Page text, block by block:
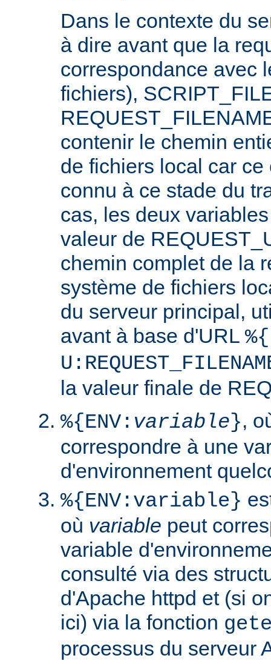
Dans le contexte du
à dire avant que la
correspondance avec
fichiers),
contenir le chemin
de fichiers local car
connu à ce stade du
cas, les deux
valeur de
chemin complet de la
système de fichiers
du serveur principal,
avant à base d'URL
la valeur finale de
%{ENV: variable},
correspondre à une
d'environnement
%{ENV:variable}
où variable peut
variable
consulté via des
d'Apache httpd et (si
ici) via la fonction
processus du serveur